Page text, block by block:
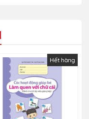
Hết hàng